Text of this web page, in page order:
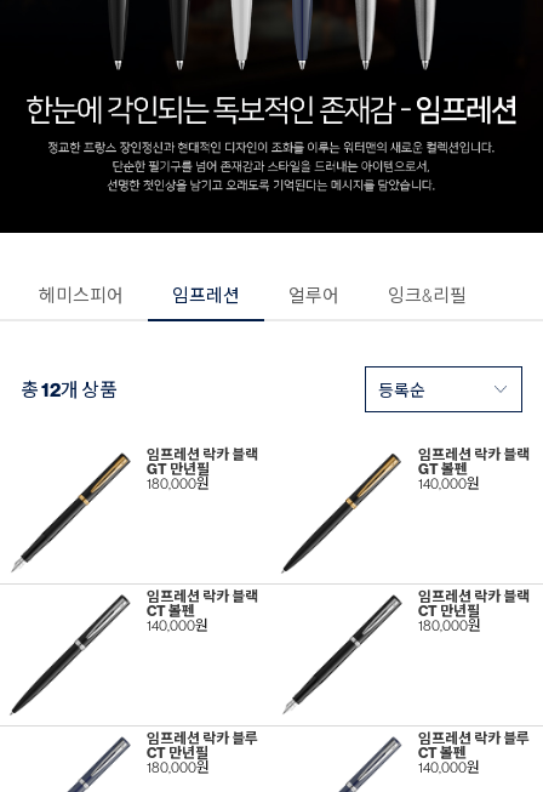
헤미스피어 임프레션 얼루어 잉크&리필
총12개 상품
임프레션 락카 블랙
GT 만년필
180,000원
임프레션 락카 블랙
GT 볼펜
140,000원
임프레션 락카 블랙
CT 볼펜
140,000원
임프레션 락카 블랙
CT 만년필
180,000원
임프레션 락카 블루
CT 만년필
180,000원
임프레션 락카 블루
CT 볼펜
140,000원